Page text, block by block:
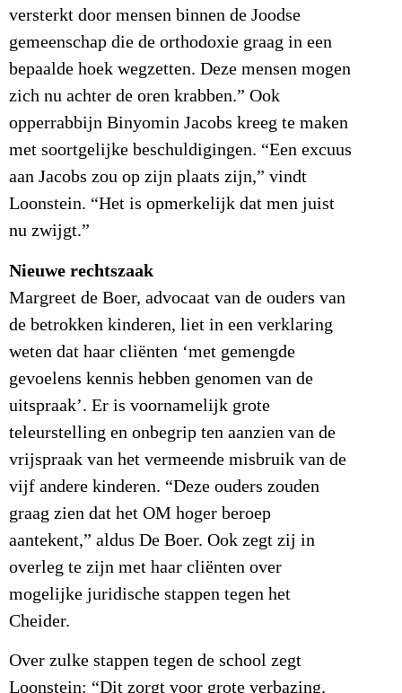
versterkt door mensen binnen de Joodse
gemeenschap die de orthodoxie graag in een
bepaalde hoek wegzetten. Deze mensen mogen
zich nu achter de oren krabben.” Ook
opperrabbijn Binyomin Jacobs kreeg te maken
met soortgelijke beschuldigingen. “Een excuus
aan Jacobs zou op zijn plaats zijn,” vindt
Loonstein. “Het is opmerkelijk dat men juist
nu zwijgt.”
Nieuwe rechtszaak
Margreet de Boer, advocaat van de ouders van
de betrokken kinderen, liet in een verklaring
weten dat haar cliënten ‘met gemengde
gevoelens kennis hebben genomen van de
uitspraak’. Er is voornamelijk grote
teleurstelling en onbegrip ten aanzien van de
vrijspraak van het vermeende misbruik van de
vijf andere kinderen. “Deze ouders zouden
graag zien dat het OM hoger beroep
aantekent,” aldus De Boer. Ook zegt zij in
overleg te zijn met haar cliënten over
mogelijke juridische stappen tegen het
Cheider.
Over zulke stappen tegen de school zegt
Loonstein: “Dit zorgt voor grote verbazing.